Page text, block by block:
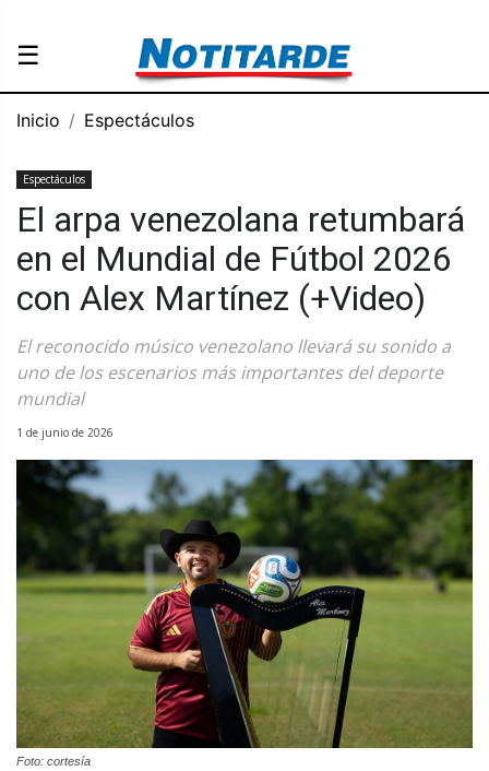
☰
Inicio Espectáculos
Espectáculos
El arpa venezolana retumbará
en el Mundial de Fútbol 2026
con Alex Martínez (+Video)
El reconocido músico venezolano llevará su sonido a
uno de los escenarios más importantes del deporte
mundial
1 de junio de 2026
Foto: cortesía